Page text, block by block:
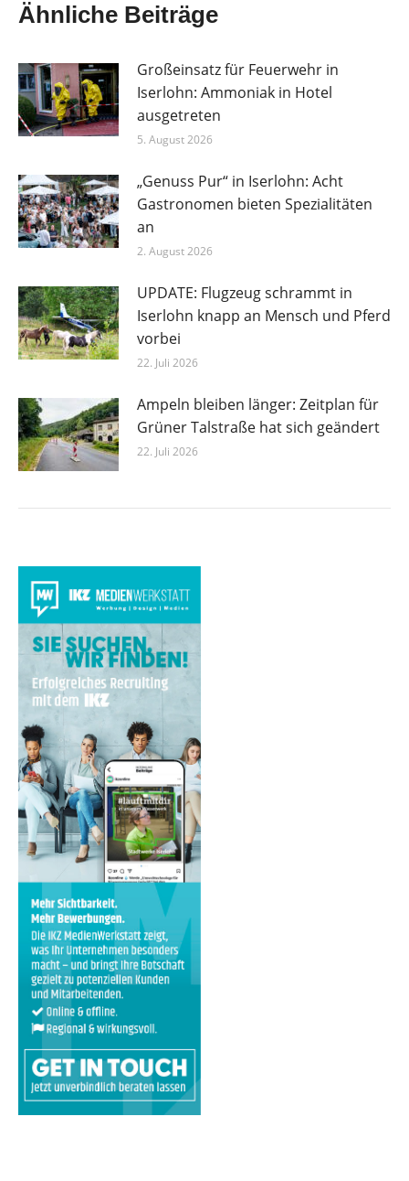
Ähnliche Beiträge
Großeinsatz für Feuerwehr in
Iserlohn: Ammoniak in Hotel
ausgetreten
5. August 2026
„Genuss Pur“ in Iserlohn: Acht
Gastronomen bieten Spezialitäten
an
2. August 2026
UPDATE: Flugzeug schrammt in
Iserlohn knapp an Mensch und Pferd
vorbei
22. Juli 2026
Ampeln bleiben länger: Zeitplan für
Grüner Talstraße hat sich geändert
22. Juli 2026